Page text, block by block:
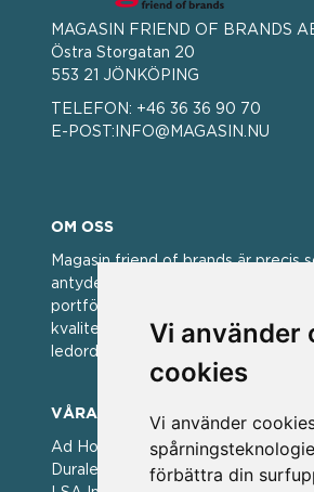
Vi använder
cookies
Vi använder
förbättra din
MAGASIN FRIEND OF BRANDS
Östra Storgatan 20
553 21 JÖNKÖPING
TELEFON: +46 36 36 90 70
E-POST: INFO@MAGASIN.NU
OM OSS
Magasin friend of brands är precis
antyder; en vän av varumärken. Vi
portfölj med välkända varumärken
kvalitet. För oss har kvalitet alltid
ledorden och som styrt vår
VÅRA VARUMÄRKEN
Ad Hoc ▪ Bialetti ▪ Cole & Mason ▪
Duralex ▪ Forged ▪ G3 Ferrari ▪ Ken